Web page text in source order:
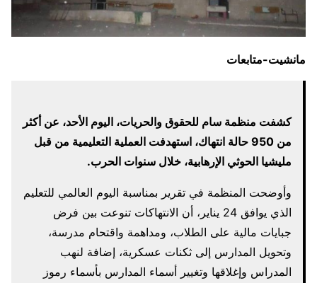
مانشيت-متابعات
كشفت منظمة سام للحقوق والحريات، اليوم الأحد، عن أكثر
من 950 حالة انتهاك، استهدفت العملية التعليمية من قبل
مليشيا الحوثي الإرهابية، خلال سنوات الحرب.
وأوضحت المنظمة في تقرير بمناسبة اليوم العالمي للتعليم
الذي يوافق 24 يناير، أن الانتهاكات تنوعت بين فرض
جبايات مالية على الطلاب، ومداهمة واقتحام مدرسة،
وتحويل المدارس إلى ثكنات عسكرية، إضافة لنهب
المدراس وإغلاقها وتغيير أسماء المدارس بأسماء رموز